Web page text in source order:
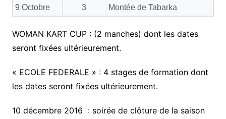
9 Octobre
3 Montée de Tabarka
WOMAN KART CUP : (2 manches) dont les dates
seront fixées ultérieurement.
« ECOLE FEDERALE » : 4 stages de formation dont
les dates seront fixées ultérieurement.
10 décembre 2016 : soirée de clôture de la saison